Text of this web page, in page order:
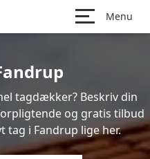
Menu
tagdækker? Beskriv din
og gratis tilbud
tag i Fandrup lige her.